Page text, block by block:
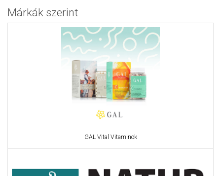
Márkák szerint
GAL Vital Vitaminok